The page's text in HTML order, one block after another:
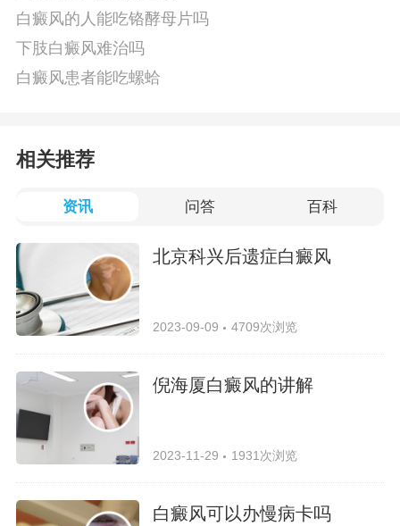
白癜风的人能吃铬酵母片吗
下肢白癜风难治吗
白癜风患者能吃螺蛤
相关推荐
资讯 问答 百科
北京科兴后遗症白癜风
2023-09-09 4709次浏览
倪海厦白癜风的讲解
2023-11-29 1931次浏览
白癜风可以办慢病卡吗